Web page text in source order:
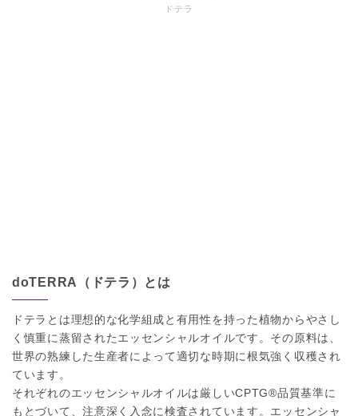
ドテラ
doTERRA（ドテラ）とは
ドテラとは理想的な化学組成と有用性を持った植物からやさし
く慎重に蒸留されたエッセンシャルオイルです。その原料は、
世界の熟練した生産者によって適切な時期に根気強く収穫され
ています。
それぞれのエッセンシャルオイルは厳しいCPTG®品質基準に
もとづいて、注意深く入念に検査されています。エッセンシャ